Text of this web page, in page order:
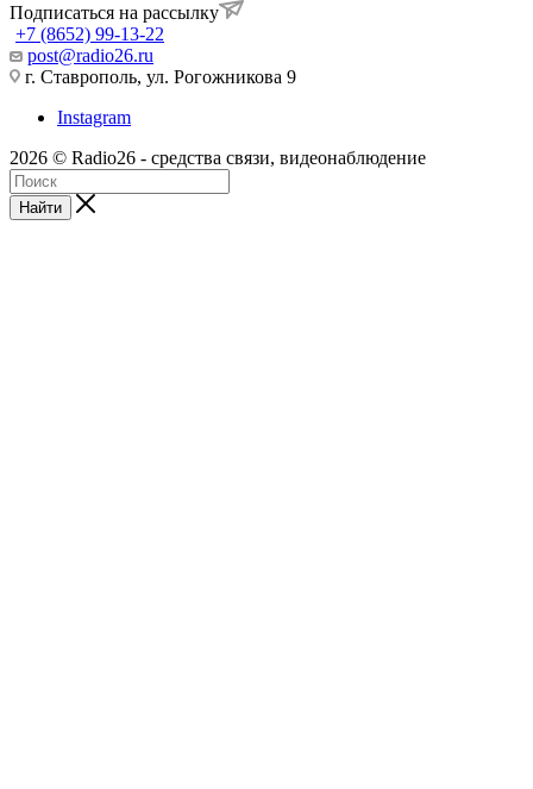
Подписаться на рассылку
+7 (8652) 99-13-22
post@radio26.ru
г. Ставрополь, ул. Рогожникова 9
Instagram
2026 © Radio26 - средства связи, видеонаблюдение
Найти